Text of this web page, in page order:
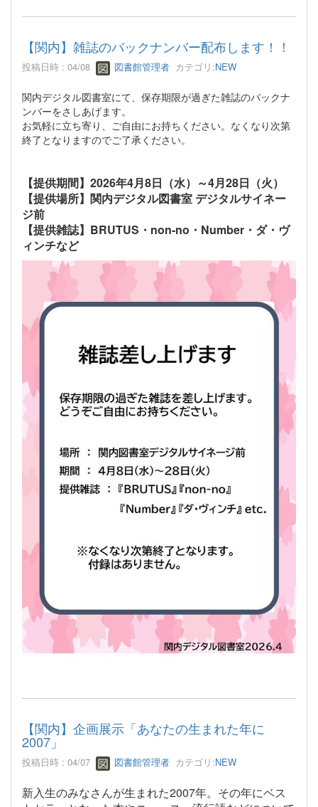
【関内】雑誌のバックナンバー配布します！！
投稿日時 : 04/08 図書館管理者 カテゴリ:NEW
関内デジタル図書室にて、保存期限が過ぎた雑誌のバックナ
ンバーをさしあげます。
お気軽に立ち寄り、ご自由にお持ちください。なくなり次第
終了となりますのでご了承ください。
【提供期間】2026年4月8日（水）～4月28日（火）
【提供場所】関内デジタル図書室 デジタルサイネー
ジ前
【提供雑誌】BRUTUS・non-no・Number・ダ・ヴ
ィンチなど
【関内】企画展示「あなたの生まれた年に
2007」
投稿日時 : 04/07 図書館管理者 カテゴリ:NEW
新入生のみなさんが生まれた2007年。その年にベス